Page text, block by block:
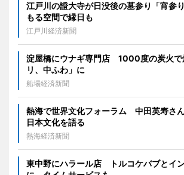
江戸川の證大寺が日没後の墓参り「宵参
もる空間で縁日も
江戸川経済新聞
淀屋橋にウナギ専門店 1000度の炭火で
リ、中ふわ」に
船場経済新聞
熱海で世界文化フォーラム 中田英寿さ
日本文化を語る
熱海経済新聞
東中野にハラール店 トルコケバブとイ